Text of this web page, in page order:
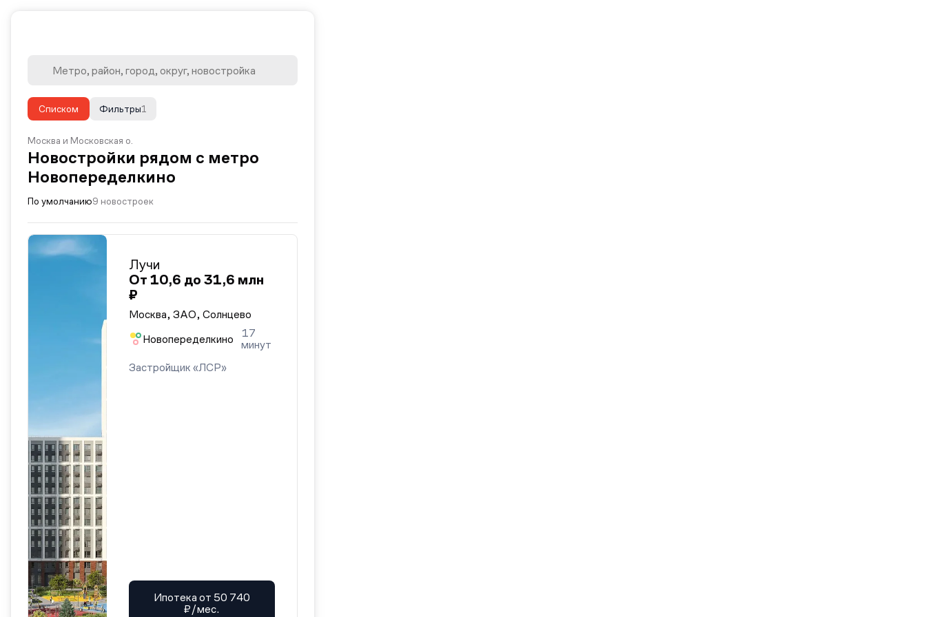
Списком 1
Фильтры
Москва и Московская о.
Новостройки рядом с метро
Новопеределкино
По умолчанию9 новостроек
Лучи
От 10,6 до 31,6 млн
₽
Москва, ЗАО, Солнцево
Новопеределкино
17
минут
Застройщик «ЛСР»
Ипотека от 50 740
₽/мес.